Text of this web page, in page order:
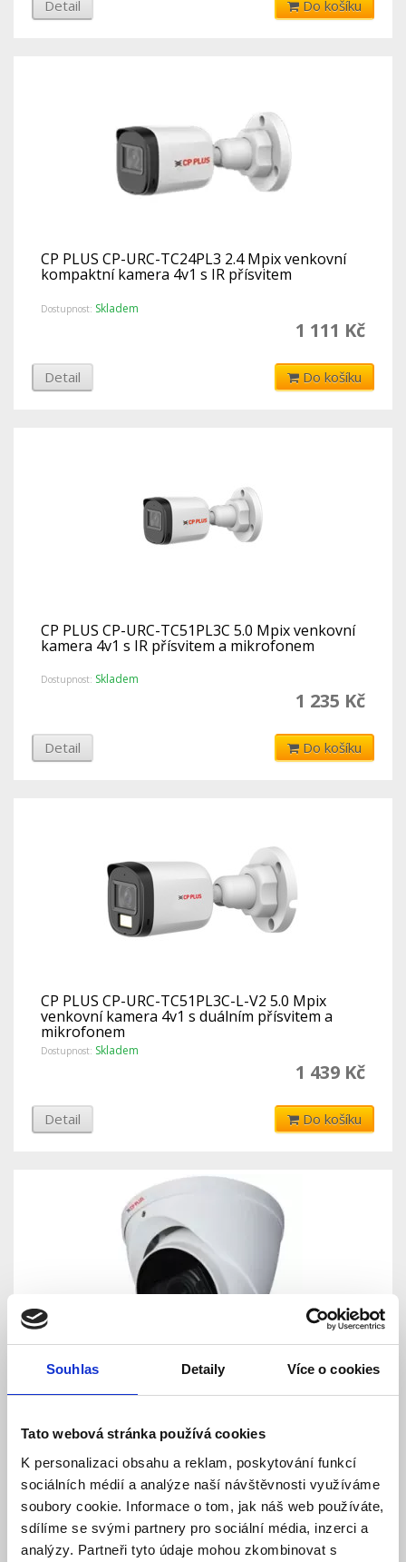
Souhlas Detaily Více o cookies
Tato webová stránka používá cookies
K personalizaci obsahu a reklam, poskytování funkcí
sociálních médií a analýze naší návštěvnosti využíváme
soubory cookie. Informace o tom, jak náš web používáte,
sdílíme se svými partnery pro sociální média, inzerci a
analýzy. Partneři tyto údaje mohou zkombinovat s
Detail Do košíku
CP PLUS CP-URC-TC24PL3 2.4 Mpix venkovní
kompaktní kamera 4v1 s IR přísvitem
Dostupnost: Skladem
1 111 Kč
Detail Do košíku
CP PLUS CP-URC-TC51PL3C 5.0 Mpix venkovní
kamera 4v1 s IR přísvitem a mikrofonem
Dostupnost: Skladem
1 235 Kč
Detail Do košíku
CP PLUS CP-URC-TC51PL3C-L-V2 5.0 Mpix
venkovní kamera 4v1 s duálním přísvitem a
mikrofonem
Dostupnost: Skladem
1 439 Kč
Detail Do košíku
CP PLUS CP-USC-DA50ZL6C-DS-2712 5.0 Mpix
Detail Do košíku